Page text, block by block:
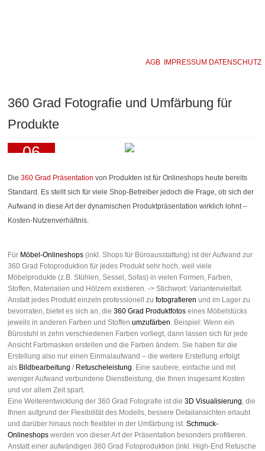
AGB IMPRESSUM DATENSCHUTZ
360 Grad Fotografie und Umfärbung für
Produkte
06
2013
Die 360 Grad Präsentation von Produkten ist für Onlineshops heute bereits
Standard. Es stellt sich für viele Shop-Betreiber jedoch die Frage, ob sich der
Aufwand in diese Art der dynamischen Produktpräsentation wirklich lohnt –
Kosten-Nutzenverhältnis.
Für Möbel-Onlineshops (inkl. Shops für Büroausstattung) ist der Aufwand zur
360 Grad Fotoproduktion für jedes Produkt sehr hoch, weil viele
Möbelprodukte (z.B. Stühlen, Sessel, Sofas) in vielen Formen, Farben,
Stoffen, Materialien und Hölzern existieren. -> Stichwort: Variantenvielfalt.
Anstatt jedes Produkt einzeln professionell zu fotografieren und im Lager zu
bevorraten, bietet es sich an, die 360 Grad Produktfotos eines Möbelstücks
jeweils in anderen Farben und Stoffen umzufärben. Beispiel: Wenn ein
Bürostuhl in zehn verschiedenen Farben vorliegt, dann lassen sich für jede
Ansicht Farbmasken erstellen und die Farben ändern. Sie haben für die
Erstellung also nur einen Einmalaufwand – die weitere Erstellung erfolgt
als Bildbearbeitung / Retuscheleistung. Eine saubere, einfache und mit
weniger Aufwand verbundene Dienstleistung, die Ihnen insgesamt Kosten
und vor allem Zeit spart.
Eine Weiterentwicklung der 360 Grad Fotografie ist die 3D Visualisierung, die
Ihnen aufgrund der Flexibilität des Modells, bessere Detailansichten erlaubt
und darüber hinaus noch flexibler in der Umfärbung ist. Schmuck-
Onlineshops werden von dieser Art der Präsentation besonders profitieren.
Anstatt einer aufwändigen 360 Grad Fotoproduktion (inkl. High-End Retusche